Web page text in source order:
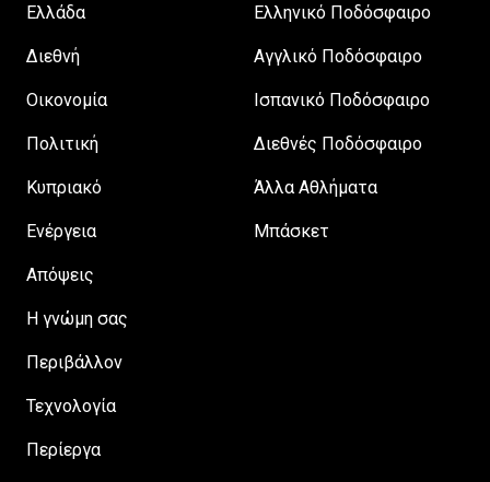
Ελλάδα
Διεθνή
Οικονομία
Πολιτική
Κυπριακό
Ενέργεια
Απόψεις
H γνώμη σας
Περιβάλλον
Τεχνολογία
Περίεργα
Ελληνικό Ποδόσφαιρο
Αγγλικό Ποδόσφαιρο
Ισπανικό Ποδόσφαιρο
Διεθνές Ποδόσφαιρο
Άλλα Αθλήματα
Μπάσκετ